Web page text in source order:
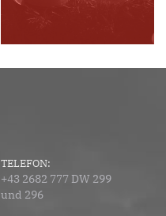
TELEFON:
+43 2682 777 DW 299
und 296